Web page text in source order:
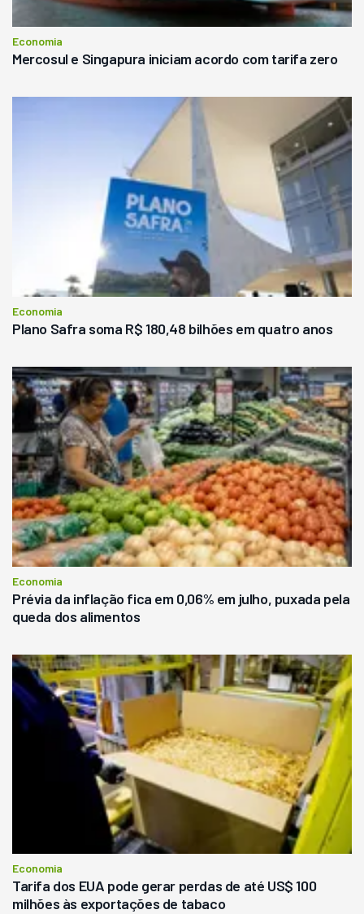
Economia
Mercosul e Singapura iniciam acordo com tarifa zero
Economia
Plano Safra soma R$ 180,48 bilhões em quatro anos
Economia
Prévia da inflação fica em 0,06% em julho, puxada pela
queda dos alimentos
Economia
Tarifa dos EUA pode gerar perdas de até US$ 100
milhões às exportações de tabaco